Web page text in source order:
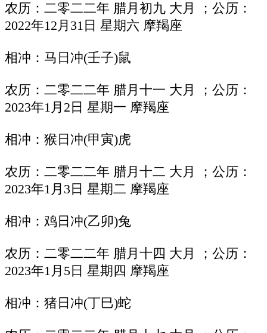
农历：二零二二年 腊月初九 大月 ；公历：
2022年12月31日 星期六 摩羯座
相冲：马日冲(壬子)鼠
农历：二零二二年 腊月十一 大月 ；公历：
2023年1月2日 星期一 摩羯座
相冲：猴日冲(甲寅)虎
农历：二零二二年 腊月十二 大月 ；公历：
2023年1月3日 星期二 摩羯座
相冲：鸡日冲(乙卯)兔
农历：二零二二年 腊月十四 大月 ；公历：
2023年1月5日 星期四 摩羯座
相冲：猪日冲(丁巳)蛇